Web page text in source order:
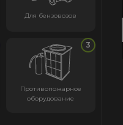
Для бензовозов
Противопожарное
оборудование
3